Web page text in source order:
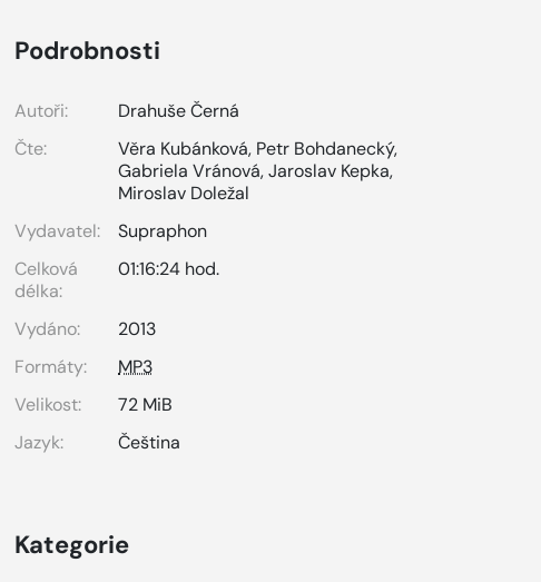
Podrobnosti
Autoři:
Drahuše Černá
Čte:
Věra Kubánková, Petr Bohdanecký,
Gabriela Vránová,Jaroslav Kepka,
Miroslav Doležal
Vydavatel:
Supraphon
Celková
délka:
01:16:24 hod.
Vydáno:
2013
Formáty:
MP3
Velikost:
72 MiB
Jazyk:
Čeština
Kategorie